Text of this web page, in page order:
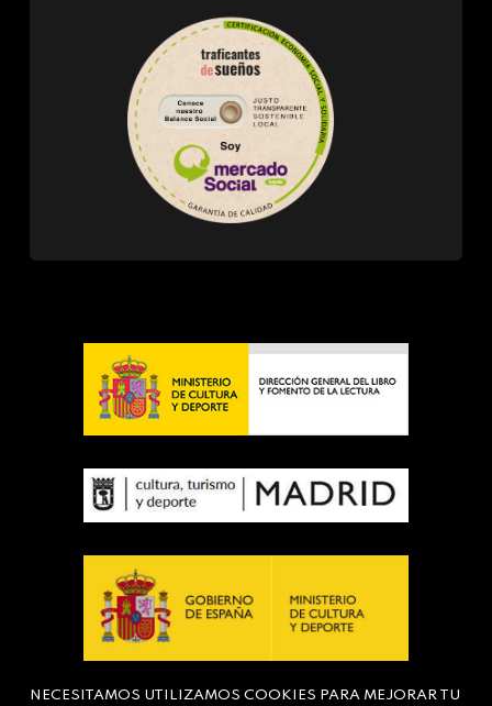
NECESITAMOS UTILIZAMOS COOKIES PARA MEJORAR TU